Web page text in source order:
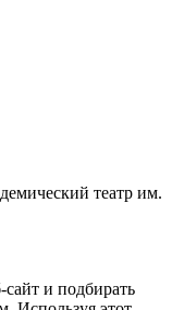
театр им.
и подбирать